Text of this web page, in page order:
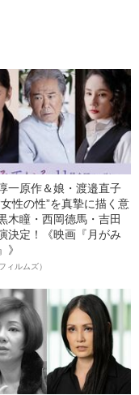
一原作＆娘・渡邉直子
性の性”を真摯に描く意
木瞳・西岡德馬・吉田
決定！《映画『月がみ
》
ィルムズ）